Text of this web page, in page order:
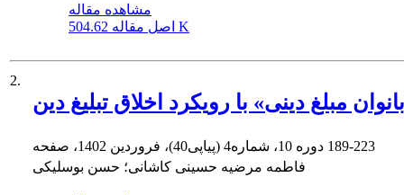
مشاهده مقاله
اصل مقاله 504.62 K
2.
مبلغ دینی» با رویکرد اخلاق تبلیغ دین
189-223
فاطمه مرضیه حسینی کاشانی؛ حسن بوسلیکی